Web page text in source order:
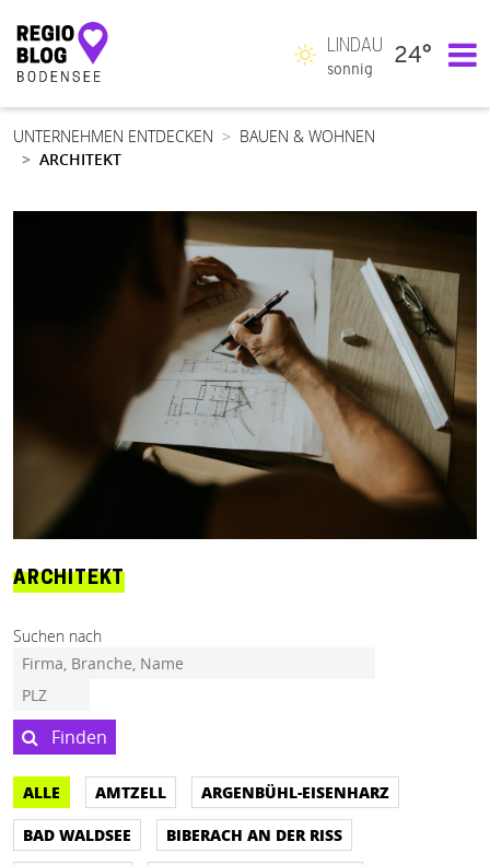
Hauptnavigation
LINDAU
sonnig
24°
UNTERNEHMEN ENTDECKEN
BAUEN & WOHNEN
ARCHITEKT
ARCHITEKT
Suchen nach
Finden
ALLE AMTZELL
ARGENBÜHL-EISENHARZ
BAD WALDSEE
BIBERACH AN DER RISS